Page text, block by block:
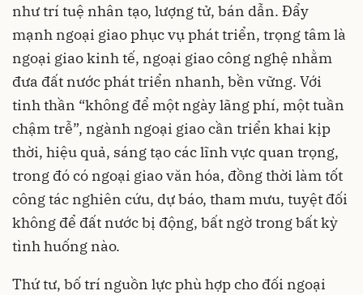
như trí tuệ nhân tạo, lượng tử, bán dẫn. Đẩy
mạnh ngoại giao phục vụ phát triển, trọng tâm là
ngoại giao kinh tế, ngoại giao công nghệ nhằm
đưa đất nước phát triển nhanh, bền vững. Với
tinh thần “không để một ngày lãng phí, một tuần
chậm trễ”, ngành ngoại giao cần triển khai kịp
thời, hiệu quả, sáng tạo các lĩnh vực quan trọng,
trong đó có ngoại giao văn hóa, đồng thời làm tốt
công tác nghiên cứu, dự báo, tham mưu, tuyệt đối
không để đất nước bị động, bất ngờ trong bất kỳ
tình huống nào.
Thứ tư, bố trí nguồn lực phù hợp cho đối ngoại